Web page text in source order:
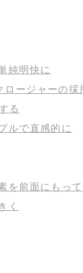
純明快に
ージャーの採
る
ルで直感的に
を前面にもって
く